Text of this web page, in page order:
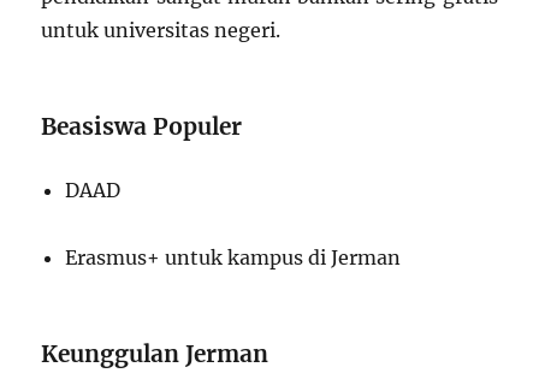
untuk universitas negeri.
Beasiswa Populer
DAAD
Erasmus+ untuk kampus di Jerman
Keunggulan Jerman